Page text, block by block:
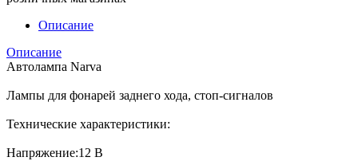
Описание
Описание
Автолампа Narva
Лампы для фонарей заднего хода, стоп-сигналов
Технические характеристики:
Напряжение:12 В